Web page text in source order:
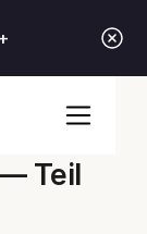
Teil